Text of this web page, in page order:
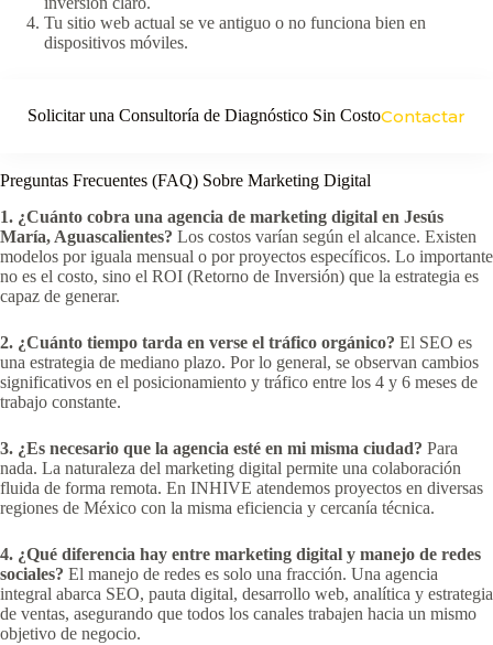
Tu sitio web actual se ve antiguo o no funciona bien en
dispositivos móviles.
Solicitar una Consultoría de Diagnóstico Sin CostoContactar
Preguntas Frecuentes (FAQ) Sobre Marketing Digital
1. ¿Cuánto cobra una agencia de marketing digital en Jesús
María, Aguascalientes? Los costos varían según el alcance. Existen
modelos por iguala mensual o por proyectos específicos. Lo importante
no es el costo, sino el ROI (Retorno de Inversión) que la estrategia es
capaz de generar.
2. ¿Cuánto tiempo tarda en verse el tráfico orgánico? El SEO es
una estrategia de mediano plazo. Por lo general, se observan cambios
significativos en el posicionamiento y tráfico entre los 4 y 6 meses de
trabajo constante.
3. ¿Es necesario que la agencia esté en mi misma ciudad? Para
nada. La naturaleza del marketing digital permite una colaboración
fluida de forma remota. En INHIVE atendemos proyectos en diversas
regiones de México con la misma eficiencia y cercanía técnica.
4. ¿Qué diferencia hay entre marketing digital y manejo de redes
sociales? El manejo de redes es solo una fracción. Una agencia
integral abarca SEO, pauta digital, desarrollo web, analítica y estrategia
de ventas, asegurando que todos los canales trabajen hacia un mismo
objetivo de negocio.